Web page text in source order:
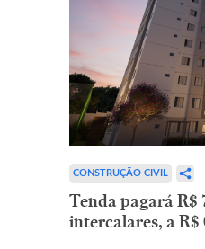
CONSTRUÇÃO CIVIL
Tenda pagará R$
intercalares, a R$